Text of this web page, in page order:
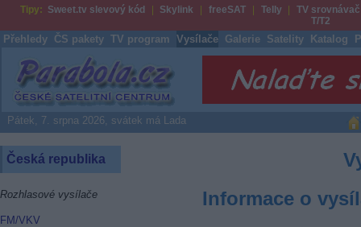
Tipy: Sweet.tv slevový kód Skylink freeSAT Telly
TV srovnávač
T/T2
Přehledy ČS pakety TV program Vysílače Galerie Satelity Katalog
Parabola.cz
Pátek, 7. srpna 2026, svátek má Lada
Česká republika
Rozhlasové vysílače
FM/VKV
Informace o